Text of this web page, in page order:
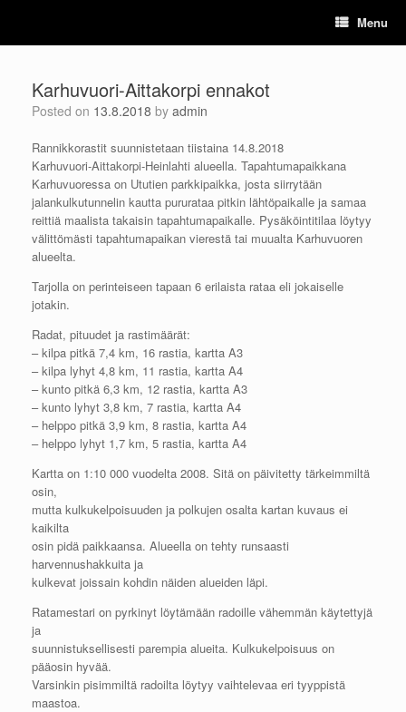
content
Menu
Karhuvuori-Aittakorpi ennakot
Posted on 13.8.2018 by admin
Rannikkorastit suunnistetaan tiistaina 14.8.2018
Karhuvuori-Aittakorpi-Heinlahti alueella. Tapahtumapaikkana
Karhuvuoressa on Ututien parkkipaikka, josta siirrytään
jalankulkutunnelin kautta pururataa pitkin lähtöpaikalle ja samaa
reittiä maalista takaisin tapahtumapaikalle. Pysäköintitilaa löytyy
välittömästi tapahtumapaikan vierestä tai muualta Karhuvuoren
alueelta.
Tarjolla on perinteiseen tapaan 6 erilaista rataa eli jokaiselle
jotakin.
Radat, pituudet ja rastimäärät:
– kilpa pitkä 7,4 km, 16 rastia, kartta A3
– kilpa lyhyt 4,8 km, 11 rastia, kartta A4
– kunto pitkä 6,3 km, 12 rastia, kartta A3
– kunto lyhyt 3,8 km, 7 rastia, kartta A4
– helppo pitkä 3,9 km, 8 rastia, kartta A4
– helppo lyhyt 1,7 km, 5 rastia, kartta A4
Kartta on 1:10 000 vuodelta 2008. Sitä on päivitetty tärkeimmiltä
osin,
mutta kulkukelpoisuuden ja polkujen osalta kartan kuvaus ei
kaikilta
osin pidä paikkaansa. Alueella on tehty runsaasti
harvennushakkuita ja
kulkevat joissain kohdin näiden alueiden läpi.
Ratamestari on pyrkinyt löytämään radoille vähemmän käytettyjä
ja
suunnistuksellisesti parempia alueita. Kulkukelpoisuus on
pääosin hyvää.
Varsinkin pisimmiltä radoilta löytyy vaihtelevaa eri tyyppistä
maastoa.